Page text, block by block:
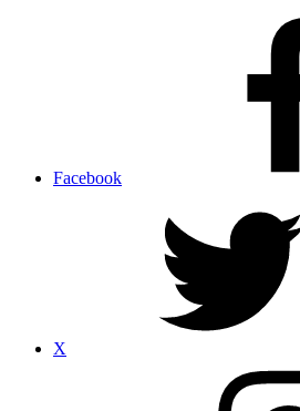
Facebook
X